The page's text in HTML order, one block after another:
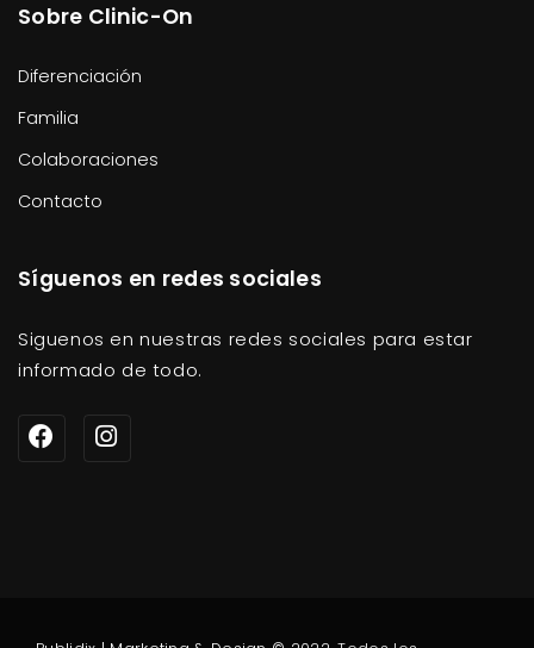
Sobre Clinic-On
Diferenciación
Familia
Colaboraciones
Contacto
Síguenos en redes sociales
Siguenos en nuestras redes sociales para estar
informado de todo.